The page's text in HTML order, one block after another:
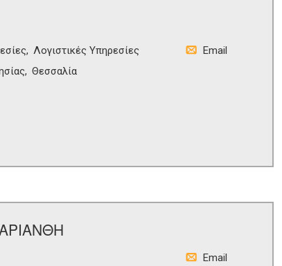
Λογιστικές Υπηρεσίες
Θεσσαλία
Email
Email